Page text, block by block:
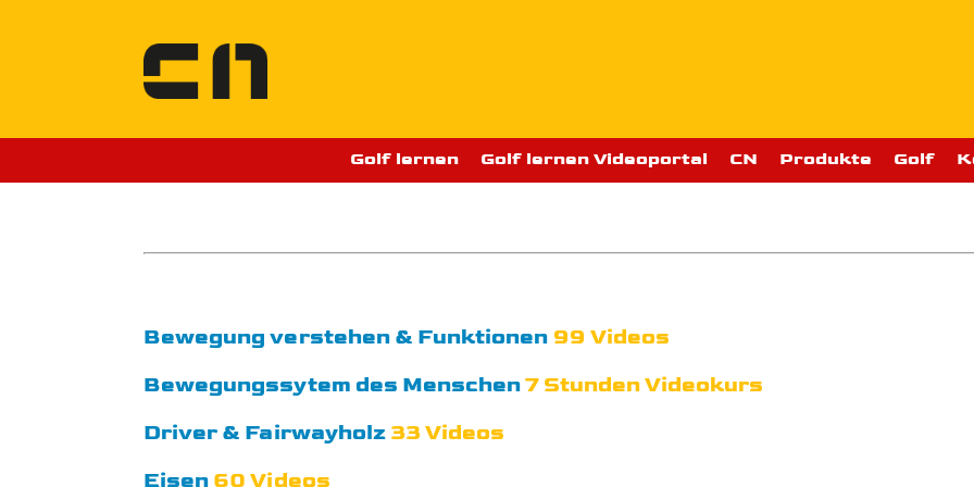
Golf lernen Golf lernen Videoportal CN Produkte Golf
Bewegung verstehen & Funktionen 99 Videos
Bewegungssytem des Menschen7 Stunden Videokurs
Driver & Fairwayholz 33 Videos
Eisen 60 Videos